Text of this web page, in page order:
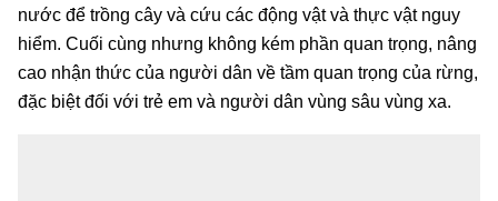
nước để trồng cây và cứu các động vật và thực vật nguy
hiểm. Cuối cùng nhưng không kém phần quan trọng, nâng
cao nhận thức của người dân về tầm quan trọng của rừng,
đặc biệt đối với trẻ em và người dân vùng sâu vùng xa.